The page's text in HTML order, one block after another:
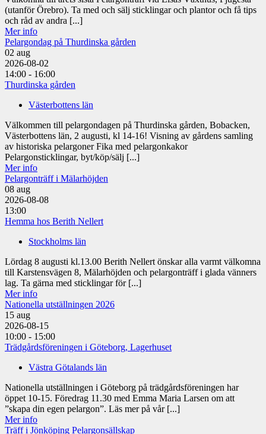
(utanför Örebro). Ta med och sälj sticklingar och plantor och få tips
och råd av andra [...]
Mer info
Pelargondag på Thurdinska gården
02 aug
2026-08-02
14:00 - 16:00
Thurdinska gården
Västerbottens län
Välkommen till pelargondagen på Thurdinska gården, Bobacken,
Västerbottens län, 2 augusti, kl 14-16! Visning av gårdens samling
av historiska pelargoner Fika med pelargonkakor
Pelargonsticklingar, byt/köp/sälj [...]
Mer info
Pelargonträff i Mälarhöjden
08 aug
2026-08-08
13:00
Hemma hos Berith Nellert
Stockholms län
Lördag 8 augusti kl.13.00 Berith Nellert önskar alla varmt välkomna
till Karstensvägen 8, Mälarhöjden och pelargonträff i glada vänners
lag. Ta gärna med sticklingar för [...]
Mer info
Nationella utställningen 2026
15 aug
2026-08-15
10:00 - 15:00
Trädgårdsföreningen i Göteborg, Lagerhuset
Västra Götalands län
Nationella utställningen i Göteborg på trädgårdsföreningen har
öppet 10-15. Föredrag 11.30 med Emma Maria Larsen om att
”skapa din egen pelargon”. Läs mer på vår [...]
Mer info
Träff i Jönköping Pelargonsällskap